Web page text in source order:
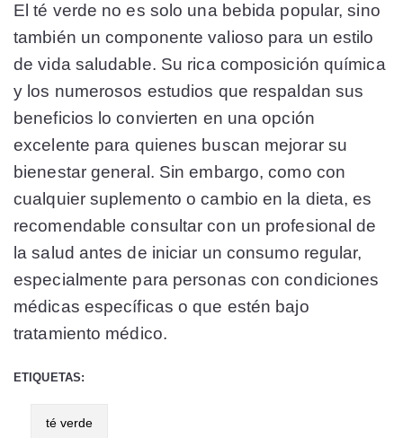
El té verde no es solo una bebida popular, sino
también un componente valioso para un estilo
de vida saludable. Su rica composición química
y los numerosos estudios que respaldan sus
beneficios lo convierten en una opción
excelente para quienes buscan mejorar su
bienestar general. Sin embargo, como con
cualquier suplemento o cambio en la dieta, es
recomendable consultar con un profesional de
la salud antes de iniciar un consumo regular,
especialmente para personas con condiciones
médicas específicas o que estén bajo
tratamiento médico.
ETIQUETAS:
té verde